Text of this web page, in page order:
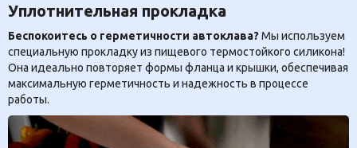
Уплотнительная прокладка
Беспокоитесь о герметичности автоклава? Мы используем
специальную прокладку из пищевого термостойкого силикона!
Она идеально повторяет формы фланца и крышки, обеспечивая
максимальную герметичность и надежность в процессе
работы.